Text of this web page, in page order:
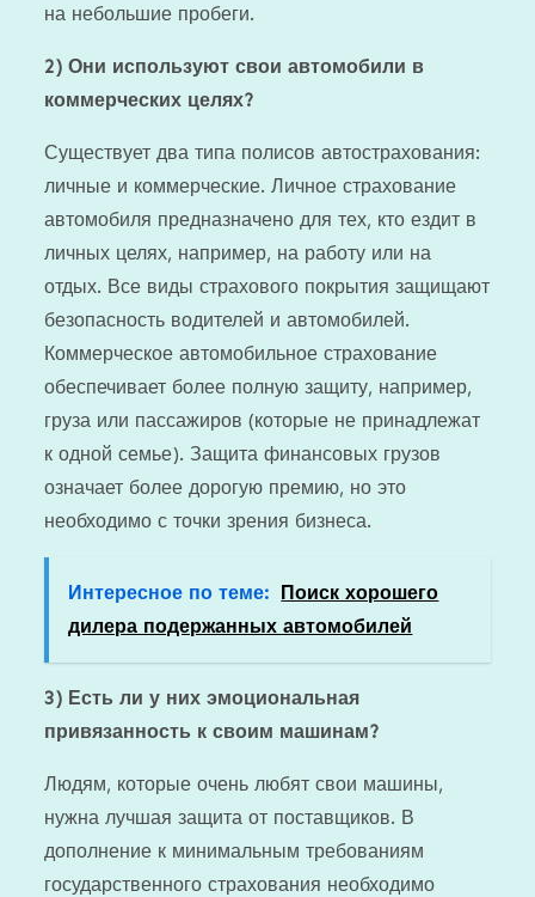
на небольшие пробеги.
2)Они используют свои автомобили в
коммерческих целях?
Существует два типа полисов автострахования:
личные и коммерческие. Личное страхование
автомобиля предназначено для тех, кто ездит в
личных целях, например, на работу или на
отдых. Все виды страхового покрытия защищают
безопасность водителей и автомобилей.
Коммерческое автомобильное страхование
обеспечивает более полную защиту, например,
груза или пассажиров (которые не принадлежат
к одной семье). Защита финансовых грузов
означает более дорогую премию, но это
необходимо с точки зрения бизнеса.
Интересное по теме: Поиск хорошего
дилера подержанных автомобилей
3) Есть ли у них эмоциональная
привязанность к своим машинам?
Людям, которые очень любят свои машины,
нужна лучшая защита от поставщиков. В
дополнение к минимальным требованиям
государственного страхования необходимо